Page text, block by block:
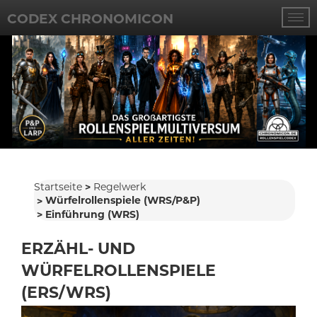
CODEX CHRONOMICON
Startseite
Regelwerk
Würfelrollenspiele (WRS/P&P)
Einführung (WRS)
ERZÄHL- UND
WÜRFELROLLENSPIELE
(ERS/WRS)